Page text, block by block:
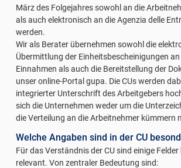
März des Folgejahres sowohl an die
als auch elektronisch an die Agenzia delle
werden.
Wir als Berater übernehmen sowohl die
Übermittlung der Einheitsbescheinigungen
Einnahmen als auch die Bereitstellung der
unser online-Portal gupa. Die CUs werden
integrierter Unterschrift des Arbeitgebers
sich die Unternehmen weder um die
die Verteilung an die Arbeitnehmer kümmern
Welche Angaben sind in der CU
Für das Verständnis der CU sind einige
relevant. Von zentraler Bedeutung sind: